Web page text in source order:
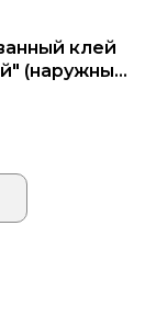
клей
(наружные